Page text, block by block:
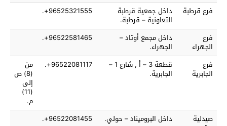
فرع قرطبة
داخل جمعية قرطبة
التعاونية – قرطبة.
96525321555+.
فرع
الجهراء
داخل مجمع أوتاد –
الجهراء.
96522581465+.
فرع
الجابرية
قطعة 3 – أ , شارع 1 –
الجابرية.
96522081117+. من
(8) ص
إلى
(11)
م.
صيدلية
داخل البروميناد – حولي. 96522081455+.